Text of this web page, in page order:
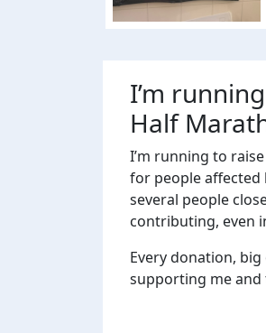
I’m
Half
I’m running to
for people affected
several people
contributing, even
Every donation,
supporting me and